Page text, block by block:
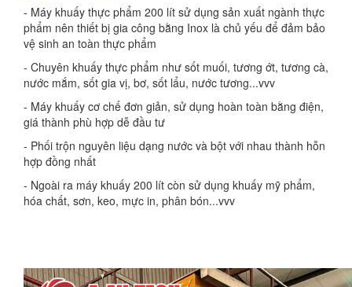
- Máy khuấy thực phẩm 200 lít sử dụng sản xuất ngành thực
phẩm nên thiết bị gia công bằng Inox là chủ yếu để đảm bảo
vệ sinh an toàn thực phẩm
- Chuyên khuấy thực phẩm như sốt muối, tương ớt, tương cà,
nước mắm, sốt gia vị, bơ, sốt lẩu, nước tương...vvv
- Máy khuấy cơ chế đơn giản, sử dụng hoàn toàn bằng điện,
giá thành phù hợp dễ đầu tư
- Phối trộn nguyên liệu dạng nước và bột với nhau thành hỗn
hợp đồng nhất
- Ngoài ra máy khuấy 200 lít còn sử dụng khuấy mỹ phẩm,
hóa chất, sơn, keo, mực in, phân bón...vvv